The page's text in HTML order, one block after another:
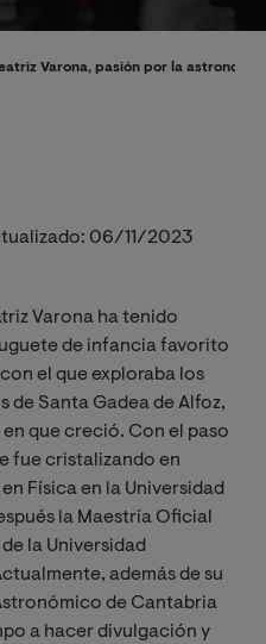
Varona, pasión por la
06/11/2023
Varona ha tenido
de infancia favorito
el que exploraba los
de Santa Gadea de Alfoz,
que creció. Con el paso
fue cristalizando en
Física en la Universidad
la Maestría Oficial
la Universidad
además de su
de Cantabria
a hacer divulgación y